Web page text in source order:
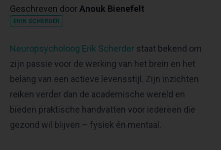
Geschreven door Anouk Bienefelt
ERIK SCHERDER
Neuropsycholoog Erik Scherder staat bekend om
zijn passie voor de werking van het brein en het
belang van een actieve levensstijl. Zijn inzichten
reiken verder dan de academische wereld en
bieden praktische handvatten voor iedereen die
gezond wil blijven – fysiek én mentaal.